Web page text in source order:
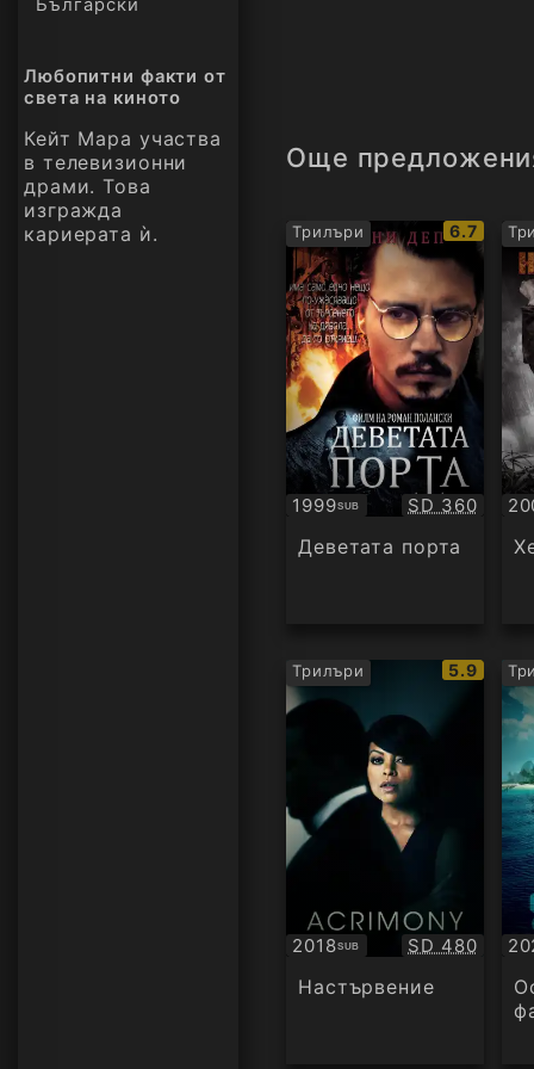
Български
Любопитни факти от
света на киното
Кейт Мара участва
в телевизионни
драми. Това
изгражда
кариерата ѝ.
Още
Трилъри
IMDb
рейтинг:
6.7
1999SUB
Субтитри Качество:
SD 360
Деветата порта
Трилъри
IMDb
рейтинг:
5.9
2018SUB
Субтитри Качество:
SD 480
Настървение